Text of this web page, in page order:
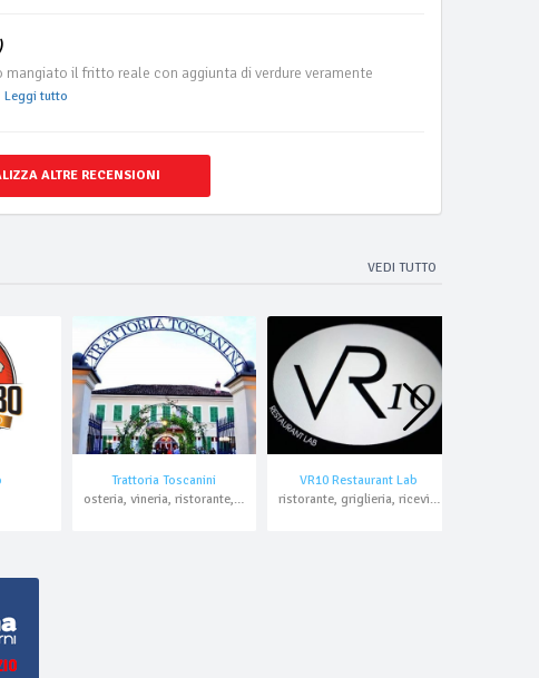
il fritto reale con aggiunta di verdure veramente
Leggi tutto
ALTRE RECENSIONI
VEDI TUTTO
Trattoria Toscanini
osteria, vineria, ristorante, pesce, asporto, domicilio
VR10 Restaurant Lab
ristorante, griglieria, ricevimenti